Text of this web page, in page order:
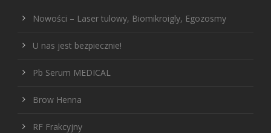
Nowości – Laser tulowy, Biomikroigly, Egozosmy
U nas jest bezpiecznie!
Pb Serum MEDICAL
Brow Henna
RF Frakcyjny